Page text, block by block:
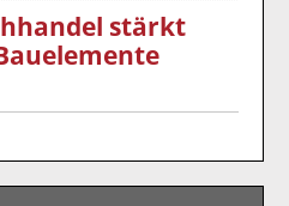
stärkt